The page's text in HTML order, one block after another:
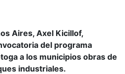
Aires, Axel Kicillof,
del programa
a los municipios obras de
industriales.